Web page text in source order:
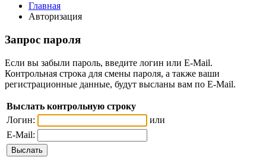
Главная
Авторизация
Запрос пароля
Если вы забыли пароль, введите логин или E-Mail.
Контрольная строка для смены пароля, а также ваши
регистрационные данные, будут высланы вам по E-Mail.
Выслать контрольную строку
Логин:
или
E-Mail: